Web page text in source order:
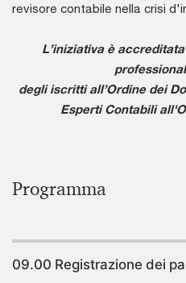
revisore contabile nella crisi
L’iniziativa è
degli iscritti all’Ordine dei
Esperti Contabili
Programma
09.00 Registrazione dei